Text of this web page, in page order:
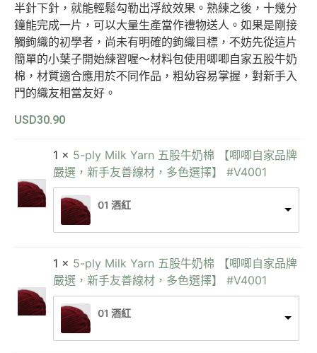
半針下針，就能輕鬆勾勒出浮紋效果。熟練之後，十幾分
鐘能完成一片，可以大量生產當作禮物送人。如果是剛接
觸鉤織的初學者，尚未有明確的鉤織目標，不妨先從這片
簡單的小葉子開始練習喔～材料包使用唧唧自家五股牛奶
棉，材質適合應用於不同作品，粗幼容易掌握，對新手入
門的織友相當友好。
USD30.90
1 × 5-ply Milk Yarn 五股牛奶棉 【唧唧自家品牌
嚴選，新手友善線材，多色選擇】 #V4001
01 酒紅
1 × 5-ply Milk Yarn 五股牛奶棉 【唧唧自家品牌
嚴選，新手友善線材，多色選擇】 #V4001
01 酒紅